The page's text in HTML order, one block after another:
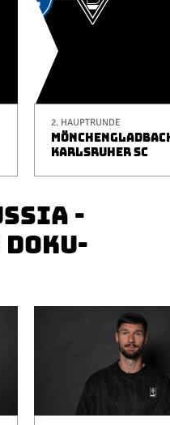
2. HAUPTRUNDE
KARLSRUHER SC
-
DOKU-